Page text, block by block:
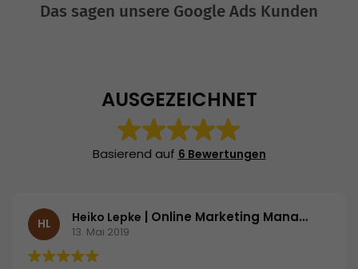
Das sagen unsere Google Ads Kunden
AUSGEZEICHNET
Basierend auf 6 Bewertungen
HL Heiko Lepke | Online Marketing Manager | Langenscheidt KG
13. Mai 2019